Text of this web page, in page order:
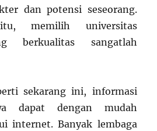
dan potensi seseorang.
memilih universitas
berkualitas sangatlah
sekarang ini, informasi
dapat dengan mudah
internet. Banyak lembaga